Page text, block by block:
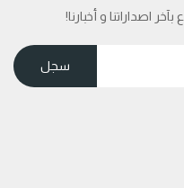
اصداراتنا و أخبارنا!